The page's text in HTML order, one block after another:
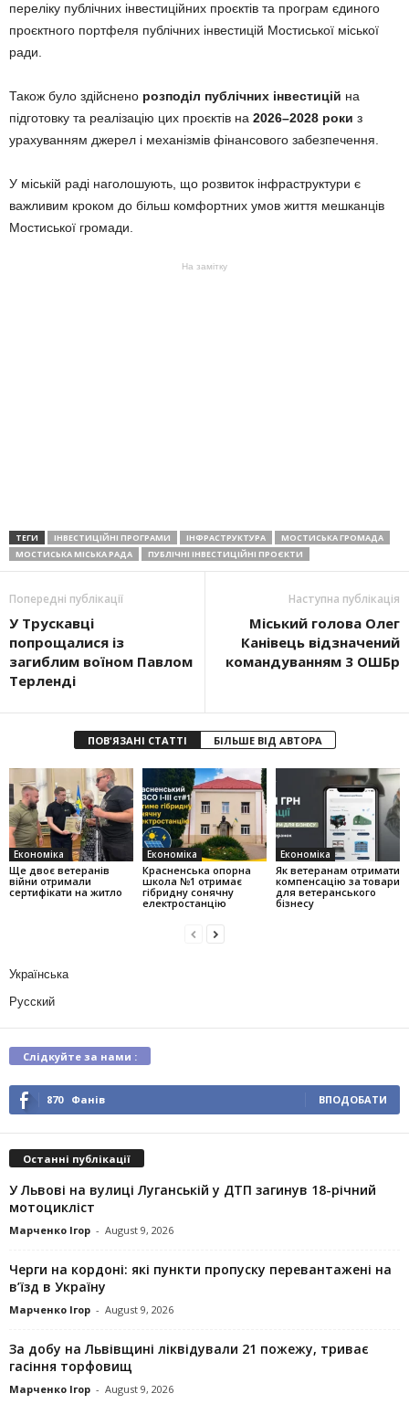
переліку публічних інвестиційних проєктів та програм єдиного
проєктного портфеля публічних інвестицій Мостиської міської
ради.
Також було здійснено розподіл публічних інвестицій на
підготовку та реалізацію цих проєктів на 2026–2028 роки з
урахуванням джерел і механізмів фінансового забезпечення.
У міській раді наголошують, що розвиток інфраструктури є
важливим кроком до більш комфортних умов життя мешканців
Мостиської громади.
На замітку
ТЕГИ ІНВЕСТИЦІЙНІ ПРОГРАМИ ІНФРАСТРУКТУРА
МОСТИСЬКА ГРОМАДА
МОСТИСЬКА МІСЬКА РАДА
ПУБЛІЧНІ ІНВЕСТИЦІЙНІ ПРОЄКТИ
Попередні публікації
У Трускавці
попрощалися із
загиблим воїном Павлом
Терленді
Наступна публікація
Міський голова Олег
Канівець відзначений
командуванням 3 ОШБр
ПОВ'ЯЗАНІ СТАТТІ БІЛЬШЕ ВІД АВТОРА
Економіка
Ще двоє ветеранів
війни отримали
сертифікати на житло
Економіка
Красненська опорна
школа №1 отримає
гібридну сонячну
електростанцію
Економіка
Як ветеранам отримати
компенсацію за товари
для ветеранського
бізнесу
Українська
Русский
Слідкуйте за нами :
870 Фанів ВПОДОБАТИ
Останні публікації
У Львові на вулиці Луганській у ДТП загинув 18-річний
мотоцикліст
Марченко Ігор - August 9, 2026
Черги на кордоні: які пункти пропуску перевантажені на
в’їзд в Україну
Марченко Ігор - August 9, 2026
За добу на Львівщині ліквідували 21 пожежу, триває
гасіння торфовищ
Марченко Ігор - August 9, 2026